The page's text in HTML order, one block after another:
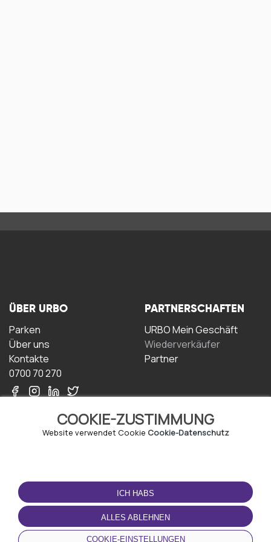
COOKIE-ZUSTIMMUNG
Website verwendet Cookie Cookie-Datenschutz
ICH HABS
ALLES ABLEHNEN
COOKIE-EINSTELLUNGEN
ÜBER URBO
Parken
Über uns
Kontakte
0700 70 270
PARTNERSCHAFTEN
URBO Mein Geschäft
Wiederverkäufer
Partner
NUTZUNGSBEDINGUNGEN
Geschäftsbedingungen
Datenschutz-
Bestimmungen
Cookie-Richtlinie
LADEN SIE DIE APP
HERUNTER